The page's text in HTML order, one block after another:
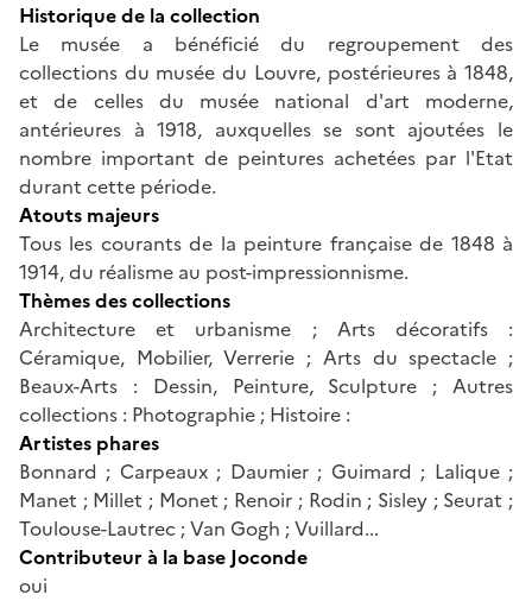
Historique de la collection
Le musée a bénéficié du regroupement des
collections du musée du Louvre, postérieures à 1848,
et de celles du musée national d'art moderne,
antérieures à 1918, auxquelles se sont ajoutées le
nombre important de peintures achetées par l'Etat
durant cette période.
Atouts majeurs
Tous les courants de la peinture française de 1848 à
1914, du réalisme au post-impressionnisme.
Thèmes des collections
Architecture et urbanisme ; Arts décoratifs :
Céramique, Mobilier, Verrerie ; Arts du spectacle ;
Beaux-Arts : Dessin, Peinture, Sculpture ; Autres
collections : Photographie ; Histoire :
Artistes phares
Bonnard ; Carpeaux ; Daumier ; Guimard ; Lalique ;
Manet ; Millet ; Monet ; Renoir ; Rodin ; Sisley ; Seurat ;
Toulouse-Lautrec ; Van Gogh ; Vuillard...
Contributeur à la base Joconde
oui